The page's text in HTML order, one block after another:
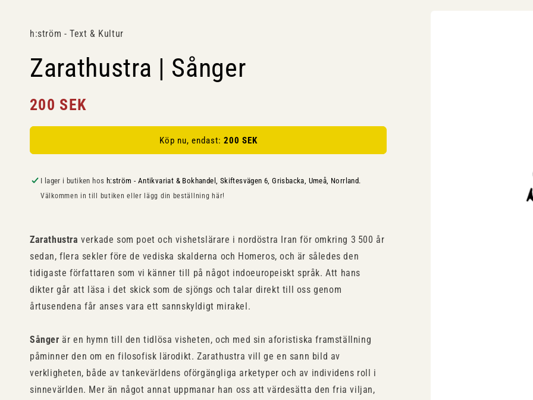
h:ström - Text & Kultur
Zarathustra | Sånger
Ordinarie
pris
200 SEK
Köp nu, endast: 200 SEK
I lager i butiken hos h:ström - Antikvariat & Bokhandel, Skiftesvägen 6, Grisbacka, Umeå, Norrland.
Välkommen in till butiken eller lägg din beställning här!
Zarathustra verkade som poet och vishetslärare i nordöstra Iran för omkring 3 500 år
sedan, flera sekler före de vediska skalderna och Homeros, och är således den
tidigaste författaren som vi känner till på något indoeuropeiskt språk. Att hans
dikter går att läsa i det skick som de sjöngs och talar direkt till oss genom
årtusendena får anses vara ett sannskyldigt mirakel.
Sånger är en hymn till den tidlösa visheten, och med sin aforistiska framställning
påminner den om en filosofisk lärodikt. Zarathustra vill ge en sann bild av
verkligheten, både av tankevärldens oförgängliga arketyper och av individens roll i
sinnevärlden. Mer än något annat uppmanar han oss att värdesätta den fria viljan,